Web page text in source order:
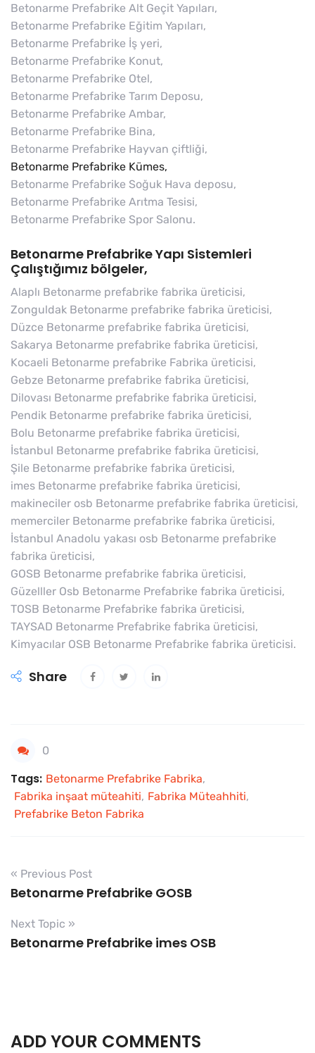
Betonarme Prefabrike Alt Geçit Yapıları,
Betonarme Prefabrike Eğitim Yapıları,
Betonarme Prefabrike İş yeri,
Betonarme Prefabrike Konut,
Betonarme Prefabrike Otel,
Betonarme Prefabrike Tarım Deposu,
Betonarme Prefabrike Ambar,
Betonarme Prefabrike Bina,
Betonarme Prefabrike Hayvan çiftliği,
Betonarme Prefabrike Kümes,
Betonarme Prefabrike Soğuk Hava deposu,
Betonarme Prefabrike Arıtma Tesisi,
Betonarme Prefabrike Spor Salonu.
Betonarme Prefabrike Yapı Sistemleri
Çalıştığımız bölgeler,
Alaplı Betonarme prefabrike fabrika üreticisi,
Zonguldak Betonarme prefabrike fabrika üreticisi,
Düzce Betonarme prefabrike fabrika üreticisi,
Sakarya Betonarme prefabrike fabrika üreticisi,
Kocaeli Betonarme prefabrike Fabrika üreticisi,
Gebze Betonarme prefabrike fabrika üreticisi,
Dilovası Betonarme prefabrike fabrika üreticisi,
Pendik Betonarme prefabrike fabrika üreticisi,
Bolu Betonarme prefabrike fabrika üreticisi,
İstanbul Betonarme prefabrike fabrika üreticisi,
Şile Betonarme prefabrike fabrika üreticisi,
imes Betonarme prefabrike fabrika üreticisi,
makineciler osb Betonarme prefabrike fabrika üreticisi,
memerciler Betonarme prefabrike fabrika üreticisi,
İstanbul Anadolu yakası osb Betonarme prefabrike
fabrika üreticisi,
GOSB Betonarme prefabrike fabrika üreticisi,
Güzelller Osb Betonarme Prefabrike fabrika üreticisi,
TOSB Betonarme Prefabrike fabrika üreticisi,
TAYSAD Betonarme Prefabrike fabrika üreticisi,
Kimyacılar OSB Betonarme Prefabrike fabrika üreticisi.
Share
0
Tags: Betonarme Prefabrike Fabrika,
Fabrika inşaat müteahiti, Fabrika Müteahhiti,
Prefabrike Beton Fabrika
« Previous Post
Betonarme Prefabrike GOSB
Next Topic »
Betonarme Prefabrike imes OSB
ADD YOUR COMMENTS